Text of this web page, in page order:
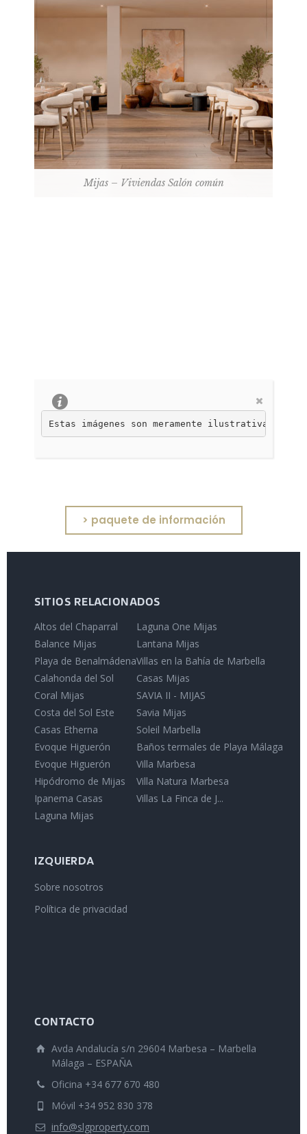
Mijas – Viviendas Salón común
Estas imágenes son meramente ilustrativas, no
> paquete de información
SITIOS RELACIONADOS
Altos del Chaparral
Balance Mijas
Playa de Benalmádena
Calahonda del Sol
Coral Mijas
Costa del Sol Este
Casas Etherna
Evoque Higuerón
Evoque Higuerón
Hipódromo de Mijas
Ipanema Casas
Laguna Mijas
Laguna One Mijas
Lantana Mijas
Villas en la Bahía de Marbella
Casas Mijas
SAVIA II - MIJAS
Savia Mijas
Soleil Marbella
Baños termales de Playa Málaga
Villa Marbesa
Villa Natura Marbesa
Villas La Finca de J...
IZQUIERDA
Sobre nosotros
Política de privacidad
CONTACTO
Avda Andalucía s/n 29604 Marbesa – Marbella
Málaga – ESPAÑA
Oficina +34 677 670 480
Móvil +34 952 830 378
info@slgproperty.com